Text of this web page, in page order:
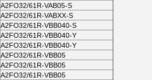
A2FO32/61R-VAB05-S
A2FO32/61R-VABXX-S
A2FO32/61R-VBB040-S
A2FO32/61R-VBB040-Y
A2FO32/61R-VBB040-Y
A2FO32/61R-VBB05
A2FO32/61R-VBB05
A2FO32/61R-VBB05